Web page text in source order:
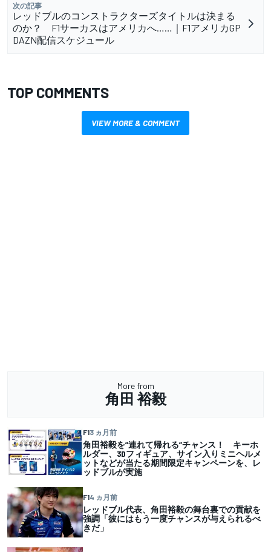
次の記事
レッドブルのコンストラクターズタイトルは決まる
のか？ F1サーカスはアメリカへ……｜F1アメリカGP
DAZN配信スケジュール
TOP COMMENTS
VIEW MORE & COMMENT
More from
角田 裕毅
F13 ヵ月前
角田裕毅を”連れて帰れる”チャンス！ キーホ
ルダー、3Dフィギュア、サイン入りミニヘルメ
ットなどが当たる期間限定キャンペーンを、レ
ッドブルが実施
F14 ヵ月前
レッドブル代表、角田裕毅の舞台裏での貢献を
強調「彼にはもう一度チャンスが与えられるべ
きだ」